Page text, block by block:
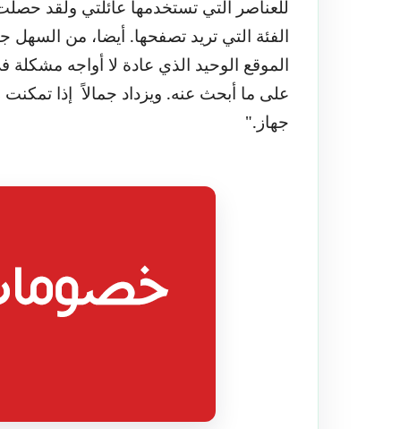
للعناصر التي تستخدمها عائلتي ولقد
الفئة التي تريد تصفحها. أيضا، من
الموقع الوحيد الذي عادة لا أواجه
على ما أبحث عنه. ويزداد جمالاً
جهاز .
"